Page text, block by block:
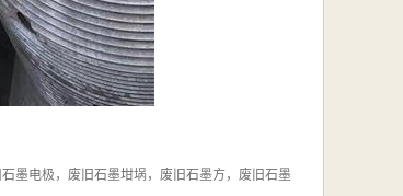
墨电极，废旧石墨坩埚，废旧石墨方，废旧石墨